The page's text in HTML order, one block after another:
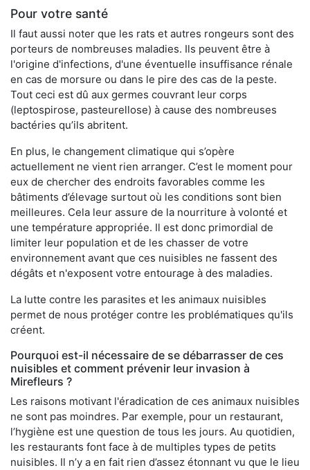
Pour votre santé
Il faut aussi noter que les rats et autres rongeurs sont des
porteurs de nombreuses maladies. Ils peuvent être à
l'origine d'infections, d'une éventuelle insuffisance rénale
en cas de morsure ou dans le pire des cas de la peste.
Tout ceci est dû aux germes couvrant leur corps
(leptospirose, pasteurellose) à cause des nombreuses
bactéries qu’ils abritent.
En plus, le changement climatique qui s’opère
actuellement ne vient rien arranger. C’est le moment pour
eux de chercher des endroits favorables comme les
bâtiments d’élevage surtout où les conditions sont bien
meilleures. Cela leur assure de la nourriture à volonté et
une température appropriée. Il est donc primordial de
limiter leur population et de les chasser de votre
environnement avant que ces nuisibles ne fassent des
dégâts et n'exposent votre entourage à des maladies.
La lutte contre les parasites et les animaux nuisibles
permet de nous protéger contre les problématiques qu'ils
créent.
Pourquoi est-il nécessaire de se débarrasser de ces
nuisibles et comment prévenir leur invasion à
Mirefleurs ?
Les raisons motivant l'éradication de ces animaux nuisibles
ne sont pas moindres. Par exemple, pour un restaurant,
l’hygiène est une question de tous les jours. Au quotidien,
les restaurants font face à de multiples types de petits
nuisibles. Il n’y a en fait rien d’assez étonnant vu que le lieu